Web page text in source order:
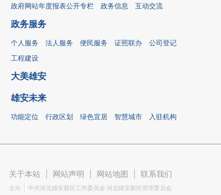
政府网站年度报表公开专栏
政务信息 互动交流
政务服务
个人服务 法人服务 便民服务 证照联办
公司登记
工程建设
大美雄安
雄安未来
功能定位 行政区划 绿色宜居 智慧城市 入驻机构
关于本站 网站声明 网站地图 联系我们
主办
中共河北雄安新区工作委员会 河北雄安新区管理委员会